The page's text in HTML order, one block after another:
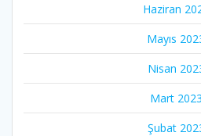
Haziran
Mayıs
Nisan
Mart 2023
Şubat